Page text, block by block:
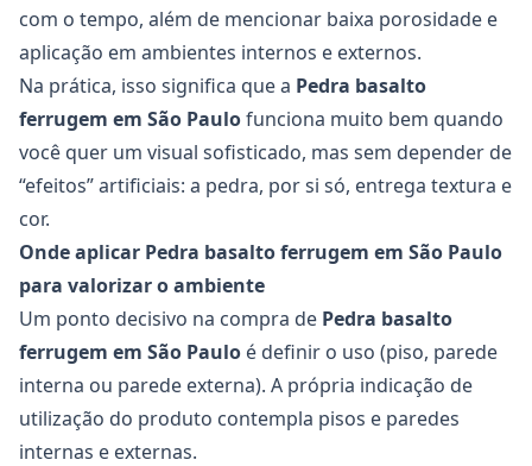
com o tempo, além de mencionar baixa porosidade e
aplicação em ambientes internos e externos.
Na prática, isso significa que a Pedra basalto
ferrugem em São Paulofunciona muito bem quando
você quer um visual sofisticado, mas sem depender de
“efeitos” artificiais: a pedra, por si só, entrega textura e
cor.
Onde aplicar Pedra basalto ferrugem em São Paulo
para valorizar o ambiente
Um ponto decisivo na compra de Pedra basalto
ferrugem em São Paulo é definir o uso (piso, parede
interna ou parede externa). A própria indicação de
utilização do produto contempla pisos e paredes
internas e externas.